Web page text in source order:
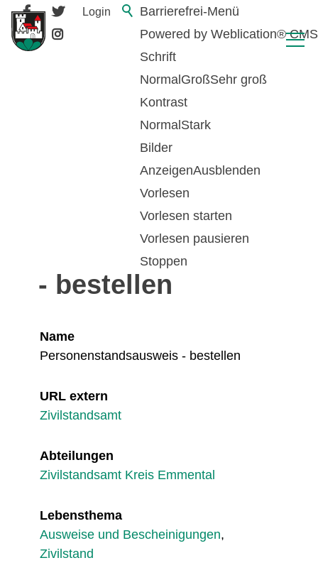
Barrierefrei-Menü
Powered by Weblication® CMS
Schrift
Normal GroßSehr groß
Kontrast
Normal Stark
Bilder
AnzeigenAusblenden
Vorlesen
Vorlesen starten
Vorlesen pausieren
Stoppen
Login
- bestellen
Name
Personenstandsausweis - bestellen
URL extern
Zivilstandsamt
Abteilungen
Zivilstandsamt Kreis Emmental
Lebensthema
Ausweise und Bescheinigungen,
Zivilstand